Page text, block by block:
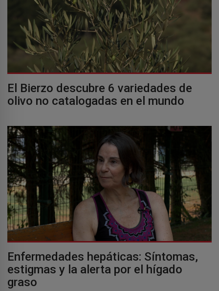
El Bierzo descubre 6 variedades de
olivo no catalogadas en el mundo
Enfermedades hepáticas: Síntomas,
estigmas y la alerta por el hígado
graso